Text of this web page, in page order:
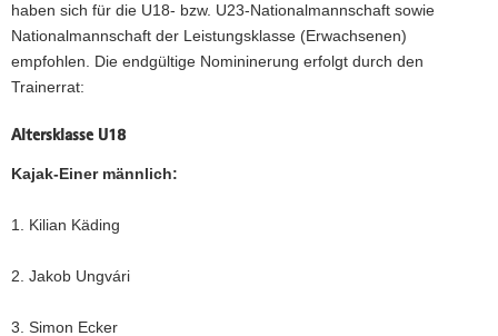
t
i
o
n
haben sich für die U18- bzw. U23-Nationalmannschaft sowie
Nationalmannschaft der Leistungsklasse (Erwachsenen)
empfohlen. Die endgültige Nomininerung erfolgt durch den
Trainerrat:
Altersklasse U18
Kajak-Einer männlich:
1. Kilian Käding
2. Jakob Ungvári
3. Simon Ecker